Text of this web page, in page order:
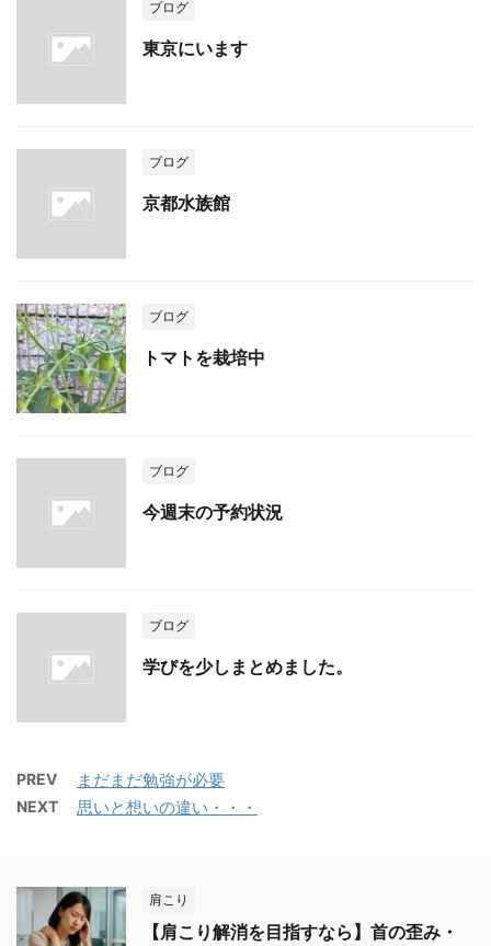
ブログ
東京にいます
ブログ
京都水族館
ブログ
トマトを栽培中
ブログ
今週末の予約状況
ブログ
学びを少しまとめました。
PREV まだまだ勉強が必要
NEXT 思いと想いの違い・・・
肩こり
【肩こり解消を目指すなら】首の歪み・